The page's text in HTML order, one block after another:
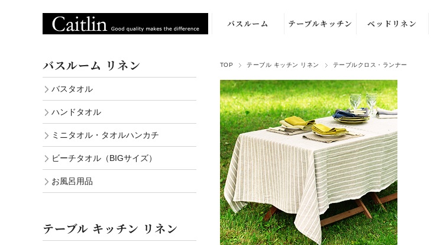
バスルーム
ハンドタオル
ミニタオル
ビーチタオル
（BIGサイズ）
お風呂用品
テーブルキッチン
ン
キッチンクロ
ス・ふきん
テーブルクロ
ス・ランナー
プレイス・ラン
チョンマット
バスケット
エプロン
ベッドリネン
カバー
ブランケット・
スロー
クッションカバ
ー
TOP テーブル キッチン リネン テーブルクロス・ランナー
バスルーム リネン
バスタオル
ハンドタオル
ミニタオル・タオルハンカチ
ビーチタオル（BIGサイズ）
お風呂用品
テーブル キッチン リネン